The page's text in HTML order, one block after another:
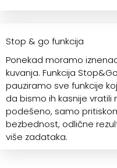
Stop & go funkcija
Ponekad moramo
kuvanja. Funkcija
pauziramo sve funkcije
da bismo ih kasnije
podešeno, samo
bezbednost, odlične
više zadataka.